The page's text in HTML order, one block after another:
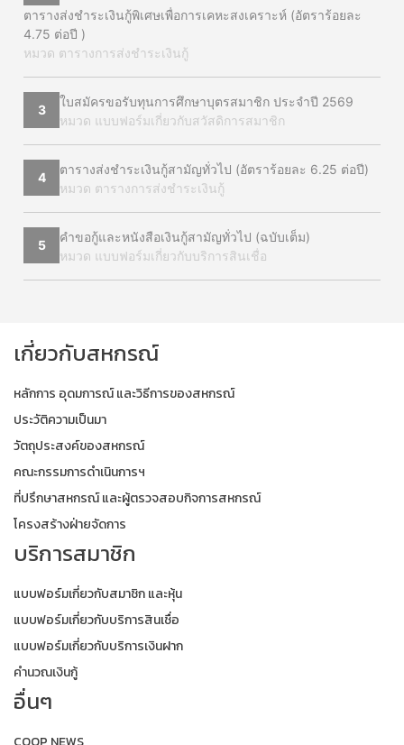
ตารางส่งชำระเงินกู้พิเศษเพื่อการเคหะสงเคราะห์ (อัตราร้อยละ
4.75 ต่อปี )
หมวด ตารางการส่งชำระเงินกู้
3
ใบสมัครขอรับทุนการศึกษาบุตรสมาชิก ประจำปี 2569
หมวด แบบฟอร์มเกี่ยวกับสวัสดิการสมาชิก
4
ตารางส่งชำระเงินกู้สามัญทั่วไป (อัตราร้อยละ 6.25 ต่อปี)
หมวด ตารางการส่งชำระเงินกู้
5
คำขอกู้และหนังสือเงินกู้สามัญทั่วไป (ฉบับเต็ม)
หมวด แบบฟอร์มเกี่ยวกับบริการสินเชื่อ
เกี่ยวกับสหกรณ์
หลักการ อุดมการณ์ และวิธีการของสหกรณ์
ประวัติความเป็นมา
วัตถุประสงค์ของสหกรณ์
คณะกรรมการดำเนินการฯ
ที่ปรึกษาสหกรณ์ และผู้ตรวจสอบกิจการสหกรณ์
โครงสร้างฝ่ายจัดการ
บริการสมาชิก
แบบฟอร์มเกี่ยวกับสมาชิก และหุ้น
แบบฟอร์มเกี่ยวกับบริการสินเชื่อ
แบบฟอร์มเกี่ยวกับบริการเงินฝาก
คำนวณเงินกู้
อื่นๆ